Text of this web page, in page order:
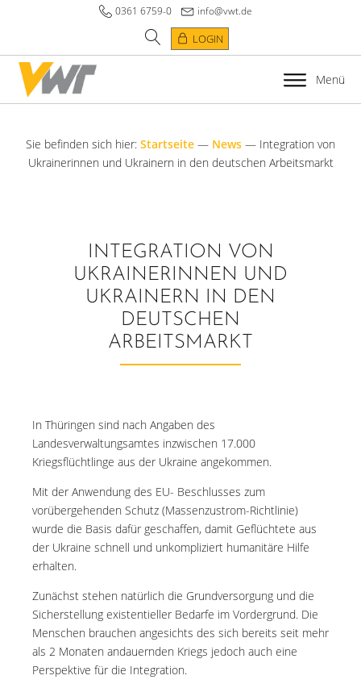
0361 6759-0 info@vwt.de
LOGIN
Menü
Sie befinden sich hier: Startseite — News — Integration von
Ukrainerinnen und Ukrainern in den deutschen Arbeitsmarkt
INTEGRATION VON
UKRAINERINNEN UND
UKRAINERN IN DEN
DEUTSCHEN
ARBEITSMARKT
In Thüringen sind nach Angaben des
Landesverwaltungsamtes inzwischen 17.000
Kriegsflüchtlinge aus der Ukraine angekommen.
Mit der Anwendung des EU- Beschlusses zum
vorübergehenden Schutz (Massenzustrom-Richtlinie)
wurde die Basis dafür geschaffen, damit Geflüchtete aus
der Ukraine schnell und unkompliziert humanitäre Hilfe
erhalten.
Zunächst stehen natürlich die Grundversorgung und die
Sicherstellung existentieller Bedarfe im Vordergrund. Die
Menschen brauchen angesichts des sich bereits seit mehr
als 2 Monaten andauernden Kriegs jedoch auch eine
Perspektive für die Integration.